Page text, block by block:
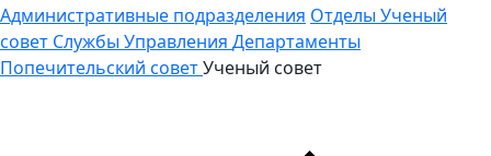
Административные подразделения Отделы Ученый
совет Службы Управления Департаменты
Попечительский советУченый совет